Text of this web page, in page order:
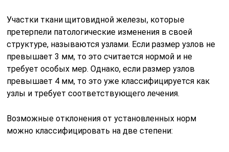
Участки ткани щитовидной железы, которые
претерпели патологические изменения в своей
структуре, называются узлами. Если размер узлов не
превышает 3 мм, то это считается нормой и не
требует особых мер. Однако, если размер узлов
превышает 4 мм, то это уже классифицируется как
узлы и требует соответствующего лечения.
Возможные отклонения от установленных норм
можно классифицировать на две степени: